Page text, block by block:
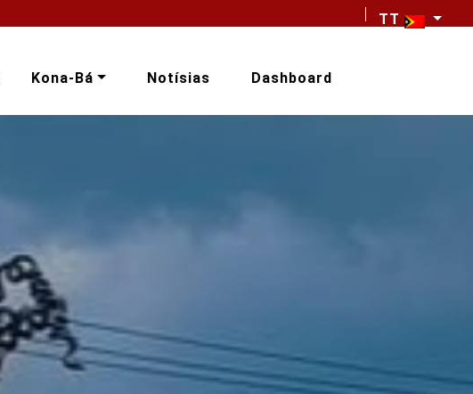
TT
Kona-Bá Notísias Dashboard